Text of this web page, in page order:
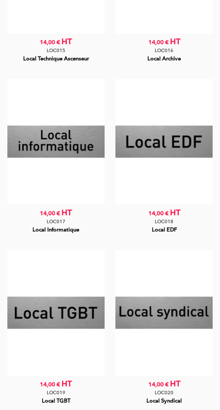
Local Technique Ascenseur
LOC015
14,00 € HT
Local Archive
LOC016
14,00 € HT
Local Informatique
LOC017
14,00 € HT
Local EDF
LOC018
14,00 € HT
Local TGBT
LOC019
14,00 € HT
Local Syndical
LOC020
14,00 € HT